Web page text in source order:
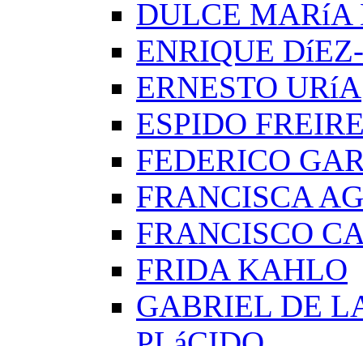
DULCE MARíA
ENRIQUE
ERNESTO URíA
ESPIDO
FEDERICO
FRANCISCA
FRANCISCO
FRIDA KAHLO
GABRIEL DE